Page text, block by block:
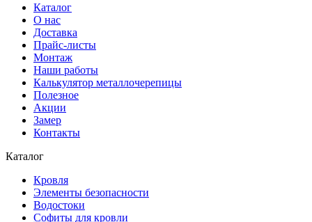
Каталог
О нас
Доставка
Прайс-листы
Монтаж
Наши работы
Калькулятор металлочерепицы
Полезное
Акции
Замер
Контакты
Каталог
Кровля
Элементы безопасности
Водостоки
Софиты для кровли